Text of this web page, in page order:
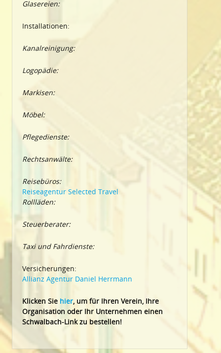
Glasereien:
Installationen:
Kanalreinigung:
Logopädie:
Markisen:
Möbel:
Pflegedienste:
Rechtsanwälte:
Reisebüros:
Reiseagentur Selected Travel
Rollläden:
Steuerberater:
Taxi und Fahrdienste:
Versicherungen:
Allianz Agentur Daniel Herrmann
Klicken Sie hier, um für Ihren Verein, Ihre
Organisation oder Ihr Unternehmen einen
Schwalbach-Link zu bestellen!